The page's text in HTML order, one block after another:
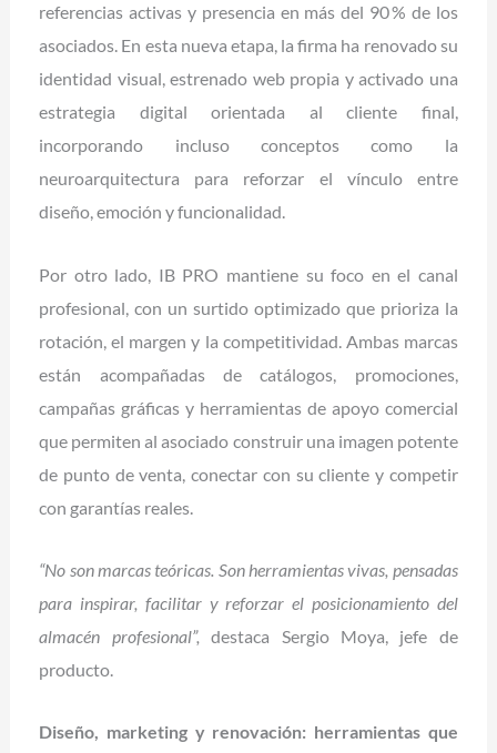
referencias activas y presencia en más del 90 % de los
asociados. En esta nueva etapa, la firma ha renovado su
identidad visual, estrenado web propia y activado una
estrategia digital orientada al cliente final,
incorporando incluso conceptos como la
neuroarquitectura para reforzar el vínculo entre
diseño, emoción y funcionalidad.
Por otro lado, IB PRO mantiene su foco en el canal
profesional, con un surtido optimizado que prioriza la
rotación, el margen y la competitividad. Ambas marcas
están acompañadas de catálogos, promociones,
campañas gráficas y herramientas de apoyo comercial
que permiten al asociado construir una imagen potente
de punto de venta, conectar con su cliente y competir
con garantías reales.
“No son marcas teóricas. Son herramientas vivas, pensadas
para inspirar, facilitar y reforzar el posicionamiento del
almacén profesional”, destaca Sergio Moya, jefe de
producto.
Diseño, marketing y renovación: herramientas que